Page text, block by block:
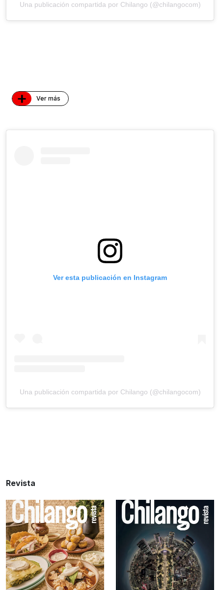
Una publicación compartida por Chilango (@chilangocom)
+ Ver más
Ver esta publicación en Instagram
Una publicación compartida por Chilango (@chilangocom)
Revista